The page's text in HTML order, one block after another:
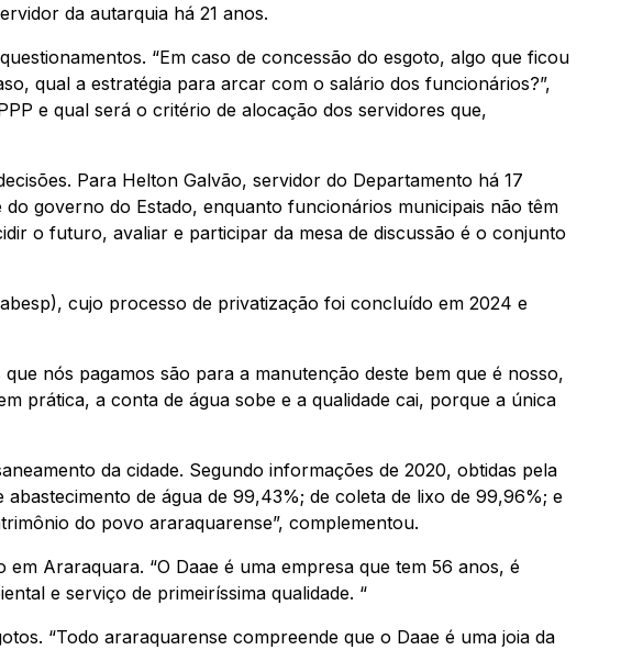
da autarquia há 21 anos.
“Em caso de concessão do esgoto, algo que ficou
qual a estratégia para arcar com o salário dos funcionários?”,
e qual será o critério de alocação dos servidores que,
Para Helton Galvão, servidor do Departamento há 17
governo do Estado, enquanto funcionários municipais não têm
o futuro, avaliar e participar da mesa de discussão é o conjunto
cujo processo de privatização foi concluído em 2024 e
nós pagamos são para a manutenção deste bem que é nosso,
prática, a conta de água sobe e a qualidade cai, porque a única
da cidade. Segundo informações de 2020, obtidas pela
de água de 99,43%; de coleta de lixo de 99,96%; e
do povo araraquarense”, complementou.
Araraquara. “O Daae é uma empresa que tem 56 anos, é
e serviço de primeiríssima qualidade. “
“Todo araraquarense compreende que o Daae é uma joia da